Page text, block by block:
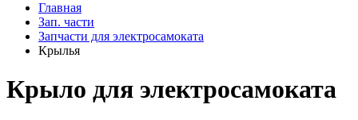
Главная
Зап. части
Запчасти для электросамоката
Крылья
Крыло для электросамоката